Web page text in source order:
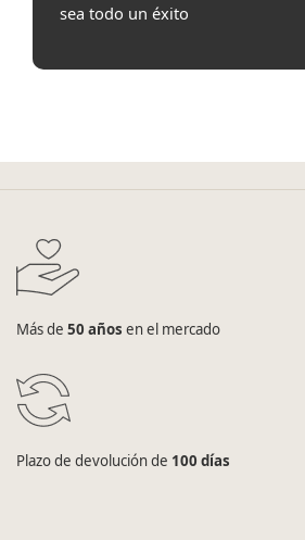
sea todo un éxito
Más de 50 años en el mercado
Plazo de devolución de 100 días